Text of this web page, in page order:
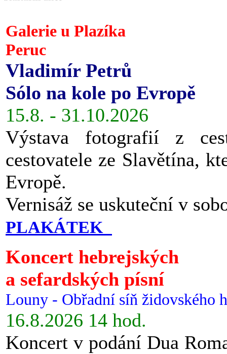
Galerie u Plazíka
Peruc
Vladimír Petrů
Sólo na kole po Evropě
15.8. - 31.10.2026
Výstava fotografií z
cestovatele ze Slavětína,
Evropě.
Vernisáž se uskuteční v
PLAKÁTEK
Koncert hebrejských
a sefardských písní
Louny - Obřadní síň židovského
16.8.2026 14 hod.
Koncert v podání Dua